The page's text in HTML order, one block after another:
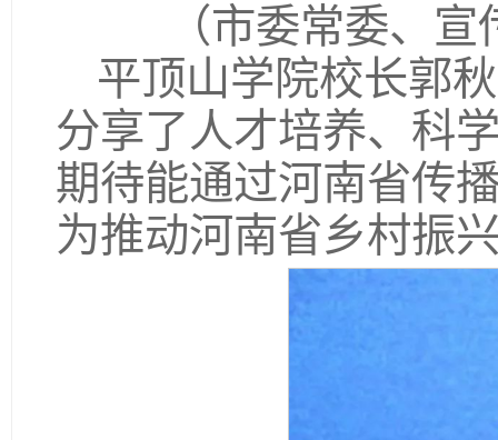
（市委常委、
平顶山学院校长郭
分享了人才培养、科
期待能通过河南省传
为推动河南省乡村振